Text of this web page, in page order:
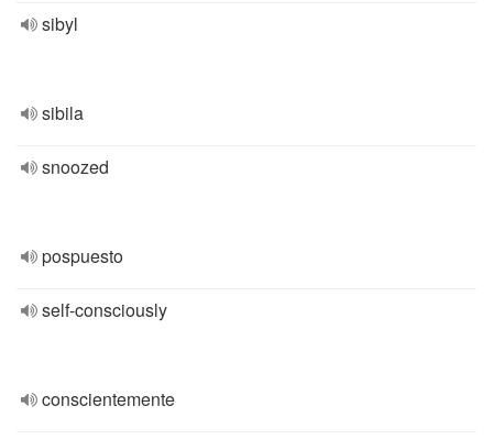
sibyl
sibila
snoozed
pospuesto
self-consciously
conscientemente